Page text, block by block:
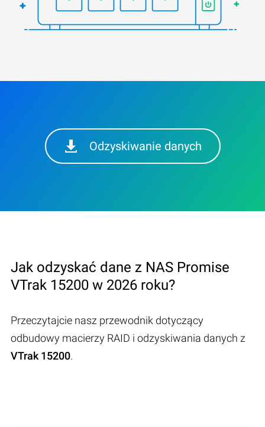
Odzyskiwanie danych
Jak odzyskać dane z NAS Promise
VTrak 15200 w 2026 roku?
Przeczytajcie nasz przewodnik dotyczący
odbudowy macierzy RAID i odzyskiwania danych z
VTrak 15200.